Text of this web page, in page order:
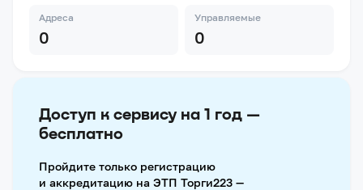
Адреса
0
Управляемые
0
Доступ к сервису на 1 год —
бесплатно
Пройдите только регистрацию
и аккредитацию на ЭТП Торги223 —